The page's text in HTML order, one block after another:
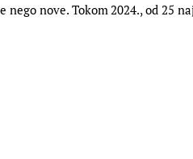
nego nove. Tokom 2024., od